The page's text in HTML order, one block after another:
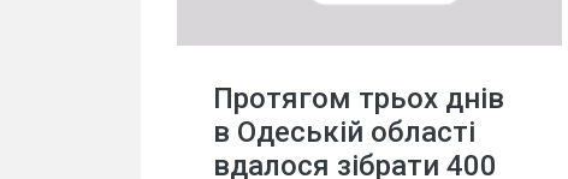
Протягом трьох днів
в Одеській області
вдалося зібрати 400